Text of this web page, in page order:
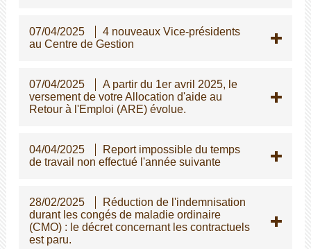
07/04/2025
4 nouveaux Vice-présidents
au Centre de Gestion
07/04/2025
A partir du 1er avril 2025, le
versement de votre Allocation d'aide au
Retour à l'Emploi (ARE) évolue.
04/04/2025
Report impossible du temps
de travail non effectué l'année suivante
28/02/2025
Réduction de l'indemnisation
durant les congés de maladie ordinaire
(CMO) : le décret concernant les contractuels
est paru.